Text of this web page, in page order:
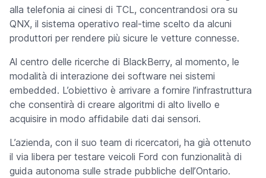
alla telefonia ai cinesi di TCL, concentrandosi ora su
QNX, il sistema operativo real-time scelto da alcuni
produttori per rendere più sicure le vetture connesse.
Al centro delle ricerche di BlackBerry, al momento, le
modalità di interazione dei software nei sistemi
embedded. L’obiettivo è arrivare a fornire l’infrastruttura
che consentirà di creare algoritmi di alto livello e
acquisire in modo affidabile dati dai sensori.
L’azienda, con il suo team di ricercatori, ha già ottenuto
il via libera per testare veicoli Ford con funzionalità di
guida autonoma sulle strade pubbliche dell’Ontario.